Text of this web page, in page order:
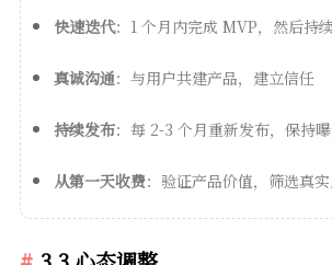
快速迭代：1 个月内完成 MVP，然后持
真诚沟通：与用户共建产品，建立信任
持续发布：每 2-3 个月重新发布，保持
从第一天收费：验证产品价值，筛选真